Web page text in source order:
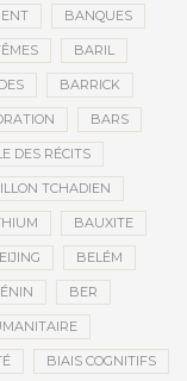
BANQUES
BARIL
BARRICK
BARS
DES RÉCITS
TCHADIEN
BAUXITE
BELÉM
BER
BIAIS COGNITIFS